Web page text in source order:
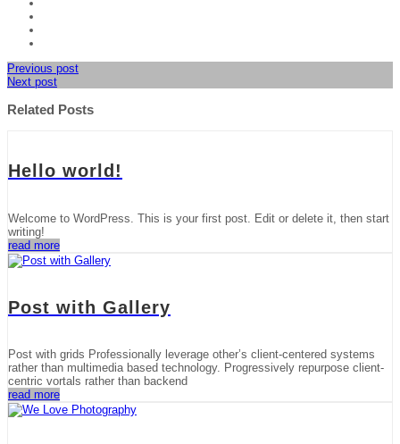
Previous post
Next post
Related Posts
Hello world!
Welcome to WordPress. This is your first post. Edit or delete it, then start
writing!
read more
Post with Gallery
Post with grids Professionally leverage other’s client-centered systems
rather than multimedia based technology. Progressively repurpose client-
centric vortals rather than backend
read more